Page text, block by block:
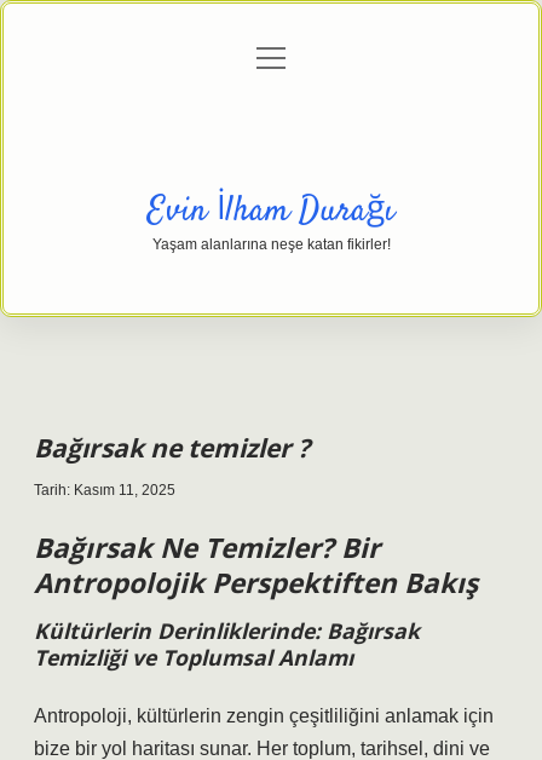
Gizlilik Politikası
menüyü
Evin İlham Durağı
Yaşam alanlarına neşe katan fikirler!
Bağırsak ne temizler ?
Tarih: Kasım 11, 2025
Bağırsak Ne Temizler? Bir
Antropolojik Perspektiften Bakış
Kültürlerin Derinliklerinde: Bağırsak
Temizliği ve Toplumsal Anlamı
Antropoloji, kültürlerin zengin çeşitliliğini anlamak için
bize bir yol haritası sunar. Her toplum, tarihsel, dini ve